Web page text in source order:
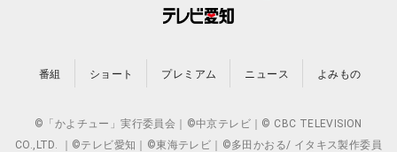
番組 ショート プレミアム ニュース よみもの
©「かよチュー」実行委員会｜©中京テレビ｜© CBC TELEVISION
CO.,LTD. ｜©テレビ愛知｜©東海テレビ｜©多田かおる/ イタキス製作委員